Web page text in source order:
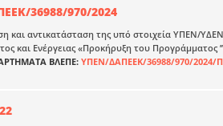
36988/970/2024
και αντικατάσταση της υπό στοιχεία ΥΠΕΝ/
και Ενέργειας «Προκήρυξη του Προγράμματος
ΒΛΕΠΕ: ΥΠΕΝ/ΔΑΠΕΕΚ/36988/970/